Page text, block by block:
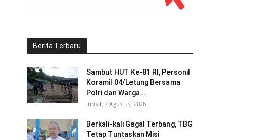
Berita Terbaru
Sambut HUT Ke-81 RI, Personil
Koramil 04/Letung Bersama
Polri dan Warga...
Jumat, 7 Agustus, 2026
Berkali-kali Gagal Terbang, TBG
Tetap Tuntaskan Misi